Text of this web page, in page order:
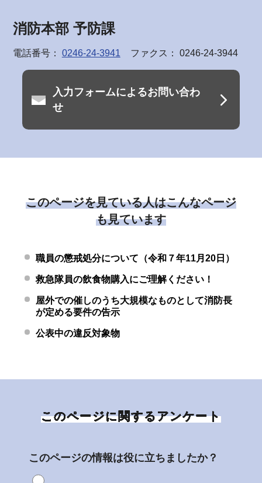
消防本部 予防課
電話番号： 0246-24-3941 ファクス： 0246-24-3944
入力フォームによるお問い合わ
せ
このページを見ている人はこんなページ
も見ています
職員の懲戒処分について（令和７年11月20日）
救急隊員の飲食物購入にご理解ください！
屋外での催しのうち大規模なものとして消防長
が定める要件の告示
公表中の違反対象物
このページに関するアンケート
このページの情報は役に立ちましたか？